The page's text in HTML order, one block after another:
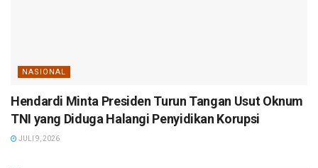
NASIONAL
Hendardi Minta Presiden Turun Tangan Usut Oknum
TNI yang Diduga Halangi Penyidikan Korupsi
JULI 9, 2026